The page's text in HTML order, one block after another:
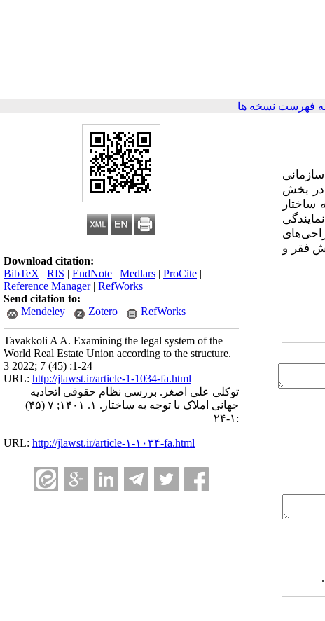
فهرست نسخه ها
Download citation:
BibTeX | RIS | EndNote | Medlars | ProCite |
Reference Manager| RefWorks
Send citation to:
Mendeley
Zotero RefWorks
Tavakkoli A A. Examining the legal system of the
World Real Estate Union according to the structure.
3 2022; 7 (45) :1-24
URL: http://jlawst.ir/article-1-1034-fa.html
توکلی علی اصغر. بررسی نظام حقوقی اتحادیه
جهانی املاک با توجه‌ به ساختار. ۱. ۱۴۰۱; ۷ (۴۵)
:۱-۲۴
URL: http://jlawst.ir/article-۱-۱۰۳۴-fa.html
در بخش
ساختار
فقر و